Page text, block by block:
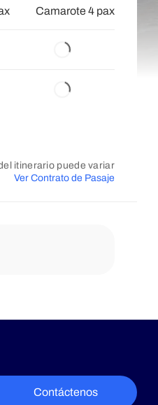
Camarote 4 pax
itinerario puede variar
Ver Contrato de Pasaje
Contáctenos